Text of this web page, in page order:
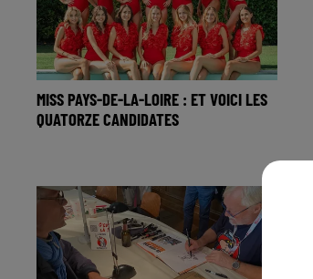
MISS PAYS-DE-LA-LOIRE : ET VOICI LES
QUATORZE CANDIDATES